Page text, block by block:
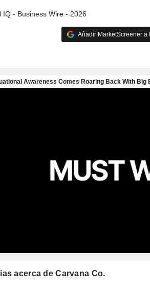
IQ - Business Wire - 2026
Añadir MarketScreener a
acerca de Carvana Co.